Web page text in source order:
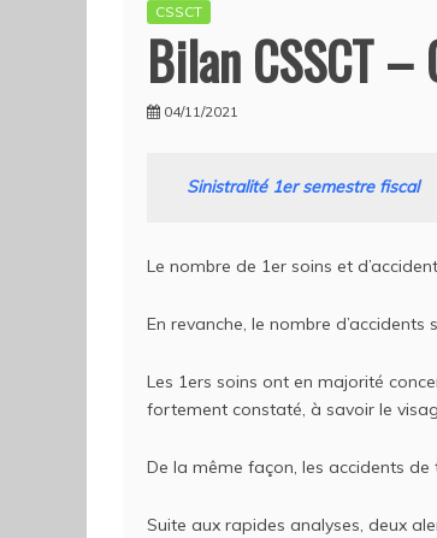
CSSCT
Bilan CSSCT
04/11/2021
Sinistralité 1er semestre fiscal
Le nombre de 1er soins et
En revanche, le nombre
Les 1ers soins ont en majorité
fortement constaté, à savoir le
De la même façon, les accidents
Suite aux rapides analyses, deux